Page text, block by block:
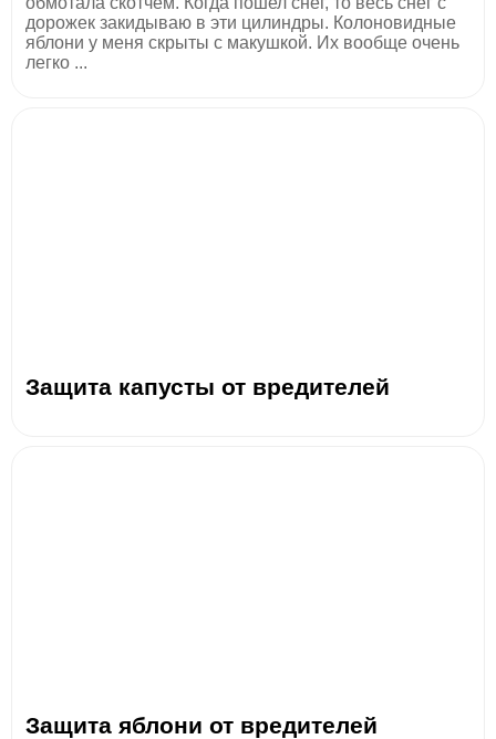
дорожек закидываю в эти цилиндры. Колоновидные
яблони у меня скрыты с макушкой. Их вообще очень
легко ...
Защита капусты от вредителей
Защита яблони от вредителей